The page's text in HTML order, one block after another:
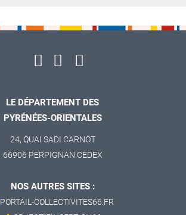
LE DÉPARTEMENT DES
PYRÉNÉES-ORIENTALES
24, QUAI SADI CARNOT
66906 PERPIGNAN CEDEX
NOS AUTRES SITES :
PORTAIL-COLLECTIVITES66.FR